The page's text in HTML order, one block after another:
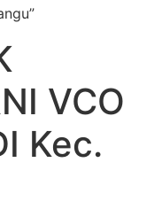
VCO
Kec.